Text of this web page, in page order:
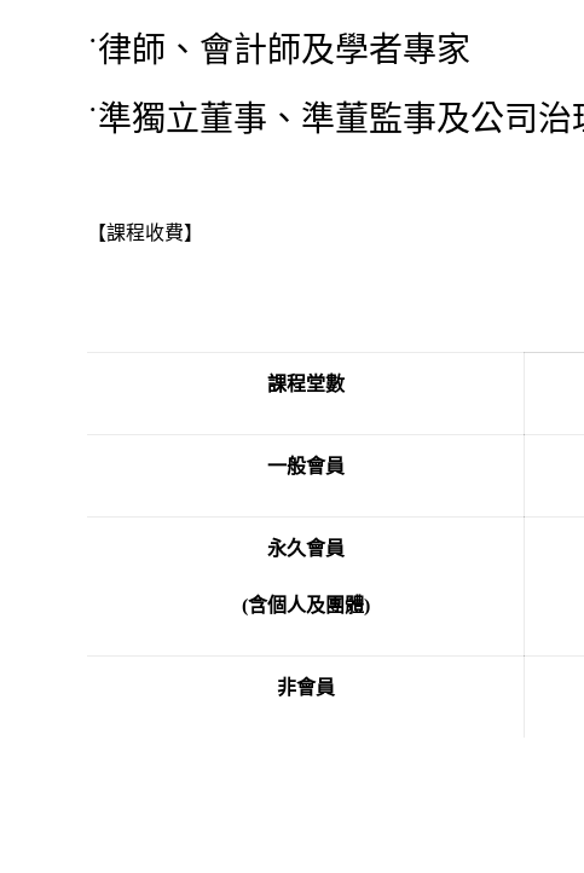
˙律師、會計師及學者專家
˙準獨立董事、準董監事及公司治
【課程收費】
課程堂數
一般會員
永久會員
(含個人及團體)
非會員